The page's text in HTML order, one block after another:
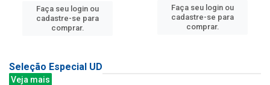
Faça seu login ou
cadastre-se para
comprar.
Faça seu login ou
cadastre-se para
comprar.
Seleção Especial UD
Veja mais